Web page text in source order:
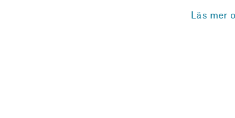
Läs mer